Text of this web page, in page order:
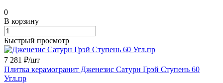
0
В корзину
Быстрый просмотр
7 281 ₽/шт
Плитка керамогранит Дженезис Сатурн Грэй Ступень 60
Угл.пр